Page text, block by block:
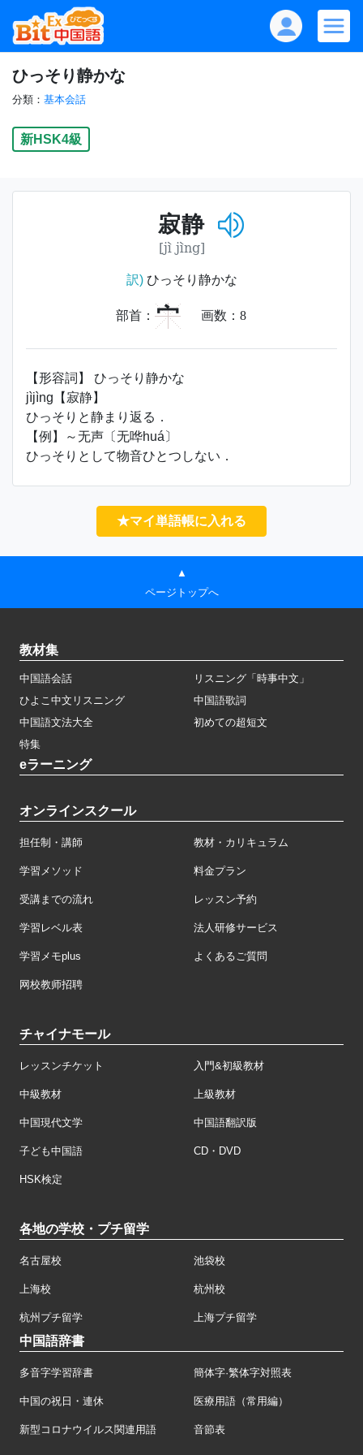
ひっそり静かな
分類： 基本会話
新HSK4級
寂静
[jì jìng]
訳)ひっそり静かな
部首： 宀 画数： 8
【形容詞】 ひっそり静かな
jìjìng【寂静】
ひっそりと静まり返る．
【例】～无声〔无哗huá〕
ひっそりとして物音ひとつしない．
★マイ単語帳に入れる
▲
ページトップへ
教材集
中国語会話
リスニング「時事中文」
ひよこ中文リスニング
中国語歌詞
中国語文法大全
初めての超短文
特集
eラーニング
オンラインスクール
担任制・講師 教材・カリキュラム
学習メソッド 料金プラン
受講までの流れ レッスン予約
学習レベル表 法人研修サービス
学習メモplus よくあるご質問
网校教师招聘
チャイナモール
レッスンチケット 入門&初級教材
中級教材 上級教材
中国現代文学 中国語翻訳版
子ども中国語 CD・DVD
HSK検定
各地の学校・プチ留学
名古屋校 池袋校
上海校 杭州校
杭州プチ留学 上海プチ留学
中国語辞書
多音字学習辞書 簡体字·繁体字対照表
中国の祝日・連休 医療用語（常用編）
新型コロナウイルス関連用語 音節表